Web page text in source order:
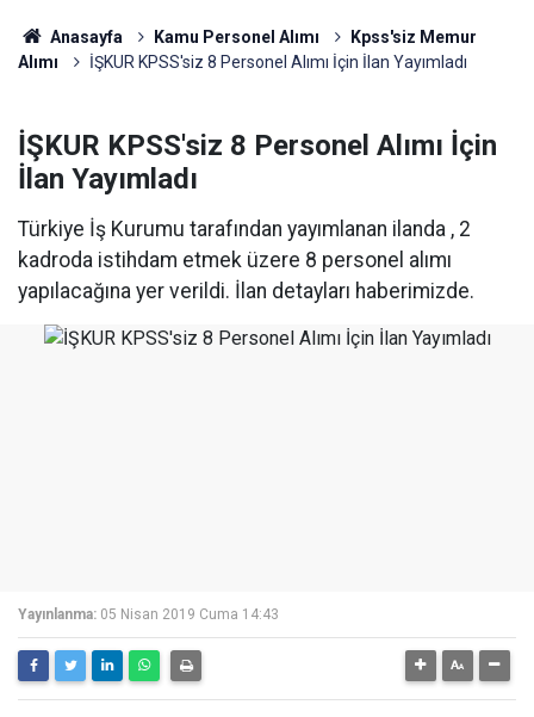
Anasayfa Kamu Personel Alımı
Kpss'siz Memur
Alımı
İŞKUR KPSS'siz 8 Personel Alımı İçin İlan Yayımladı
İŞKUR KPSS'siz 8 Personel Alımı İçin
İlan Yayımladı
Türkiye İş Kurumu tarafından yayımlanan ilanda , 2
kadroda istihdam etmek üzere 8 personel alımı
yapılacağına yer verildi. İlan detayları haberimizde.
Yayınlanma: 05 Nisan 2019 Cuma 14:43